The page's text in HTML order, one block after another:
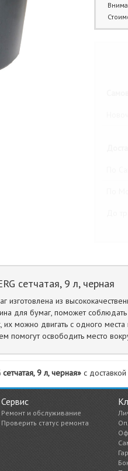
сетчатая, 9 л, черная
из
для бумаг, поможет
можно двигать с одного
помогут освободить место
9 л, черная»с доставкой
Сервис
Ремонт и обслуживание
Проверить статус ремонта